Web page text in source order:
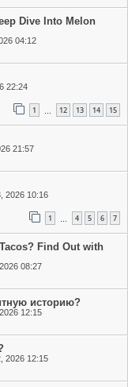
Dive Into Melon
04:12
22:24
1 12 13 14 15
21:57
2026 10:16
1 4 5 6 7
Find Out with
08:27
историю?
12:15
2026 12:15